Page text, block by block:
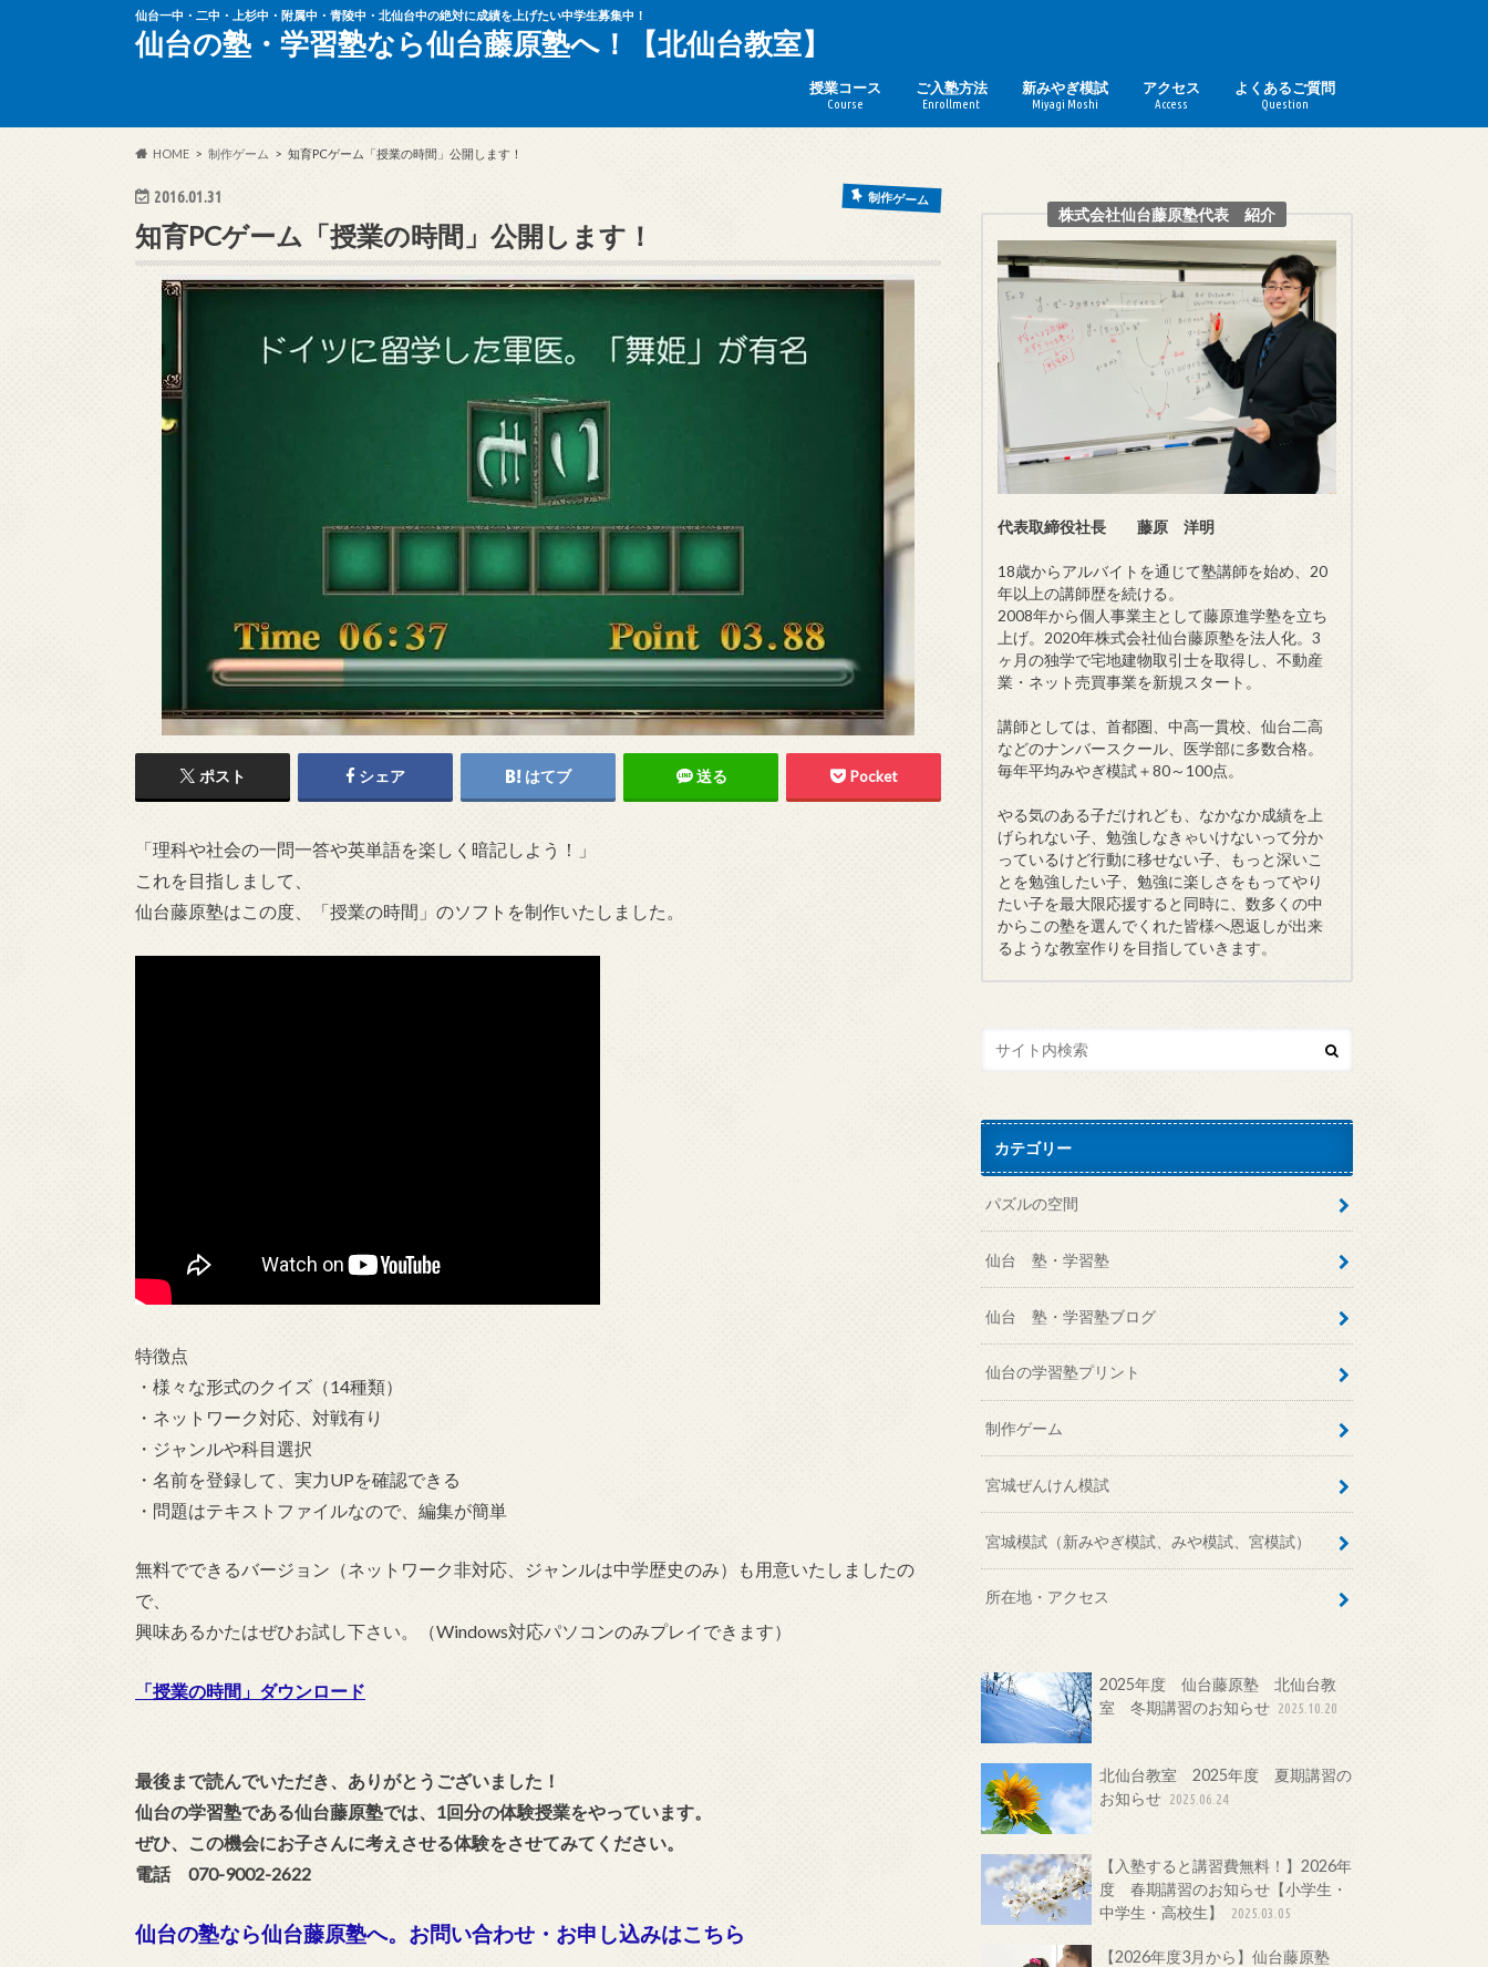
仙台一中・二中・上杉中・附属中・青陵中・北仙台中の絶対に成績を上げたい中学生募集中！
仙台の塾・学習塾なら仙台藤原塾へ！【北仙台教室】
授業コース
Course
ご入塾方法
Enrollment
新みやぎ模試
Miyagi Moshi
アクセス
Access
よくあるご質問
Question
HOME 制作ゲーム 知育PCゲーム「授業の時間」公開します！
2016.01.31 制作ゲーム
知育PCゲーム「授業の時間」公開します！
ポスト シェア はてブ 送る Pocket
「理科や社会の一問一答や英単語を楽しく暗記しよう！」
これを目指しまして、
仙台藤原塾はこの度、「授業の時間」のソフトを制作いたしました。
特徴点
・様々な形式のクイズ（14種類）
・ネットワーク対応、対戦有り
・ジャンルや科目選択
・名前を登録して、実力UPを確認できる
・問題はテキストファイルなので、編集が簡単
無料でできるバージョン（ネットワーク非対応、ジャンルは中学歴史のみ）も用意いたしましたの
で、
興味あるかたはぜひお試し下さい。（Windows対応パソコンのみプレイできます）
「授業の時間」ダウンロード
最後まで読んでいただき、ありがとうございました！
仙台の学習塾である仙台藤原塾では、1回分の体験授業をやっています。
ぜひ、この機会にお子さんに考えさせる体験をさせてみてください。
電話 070-9002-2622
仙台の塾なら仙台藤原塾へ。お問い合わせ・お申し込みはこちら
株式会社仙台藤原塾代表 紹介
代表取締役社長 藤原 洋明
18歳からアルバイトを通じて塾講師を始め、20
年以上の講師歴を続ける。
2008年から個人事業主として藤原進学塾を立ち
上げ。2020年株式会社仙台藤原塾を法人化。3
ヶ月の独学で宅地建物取引士を取得し、不動産
業・ネット売買事業を新規スタート。
講師としては、首都圏、中高一貫校、仙台二高
などのナンバースクール、医学部に多数合格。
毎年平均みやぎ模試＋80～100点。
やる気のある子だけれども、なかなか成績を上
げられない子、勉強しなきゃいけないって分か
っているけど行動に移せない子、もっと深いこ
とを勉強したい子、勉強に楽しさをもってやり
たい子を最大限応援すると同時に、数多くの中
からこの塾を選んでくれた皆様へ恩返しが出来
るような教室作りを目指していきます。
カテゴリー
パズルの空間
仙台 塾・学習塾
仙台 塾・学習塾ブログ
仙台の学習塾プリント
制作ゲーム
宮城ぜんけん模試
宮城模試（新みやぎ模試、みや模試、宮模試）
所在地・アクセス
2025年度 仙台藤原塾 北仙台教
室 冬期講習のお知らせ 2025.10.20
北仙台教室 2025年度 夏期講習の
お知らせ 2025.06.24
【入塾すると講習費無料！】2026年
度 春期講習のお知らせ【小学生・
中学生・高校生】
2025.03.05
【2026年度3月から】仙台藤原塾